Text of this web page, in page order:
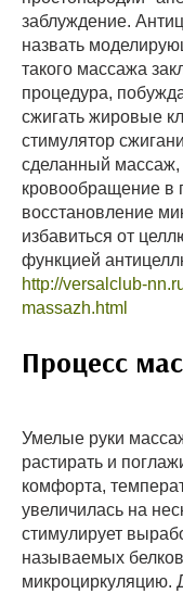
заблуждение.
назвать
такого массажа
процедура,
сжигать жировые
стимулятор
сделанный
кровообращение в
восстановление
избавиться от
функцией
http://versalclub-
massazh.html
Процесс
Умелые руки
растирать и
комфорта,
увеличилась на
стимулирует
называемых
микроциркуляцию.